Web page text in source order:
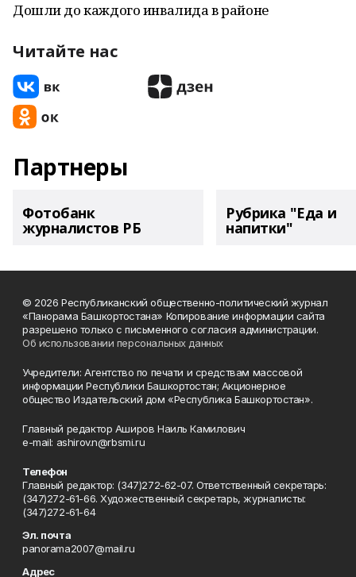
Дошли до каждого инвалида в районе
Читайте нас
Партнеры
Фотобанк
журналистов РБ
Рубрика "Еда и
напитки"
© 2026 Республиканский общественно-политический журнал
«Панорама Башкортостана» Копирование информации сайта
разрешено только с письменного согласия администрации.
Об использовании персональных данных
Учредители: Агентство по печати и средствам массовой
информации Республики Башкортостан; Акционерное
общество Издательский дом «Республика Башкортостан».
Главный редактор Аширов Наиль Камилович
e-mail: ashirov.n@rbsmi.ru
Телефон
Главный редактор: (347)272-62-07. Ответственный секретарь:
(347)272-61-66. Художественный секретарь, журналисты:
(347)272-61-64
Эл. почта
panorama2007@mail.ru
Адрес